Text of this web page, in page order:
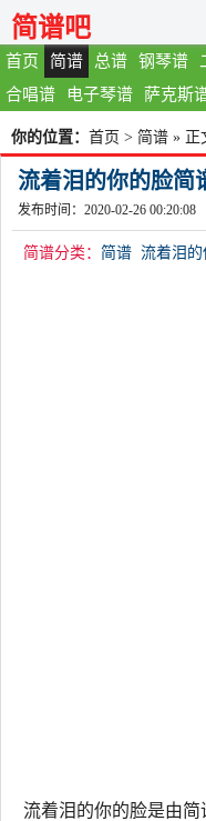
首页 简谱 总谱 钢琴谱
合唱谱
电子琴谱 萨克斯
简谱吧
你的位置： 首页 > 简谱 » 正
流着泪的你的脸简
发布时间：2020-02-26 00:20:08
简谱分类： 简谱 流着泪
流着泪的你的脸是由